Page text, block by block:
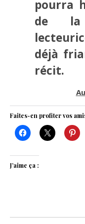
pourra
de la
déjà
récit.
Faites-en profiter vos
J’aime ça :